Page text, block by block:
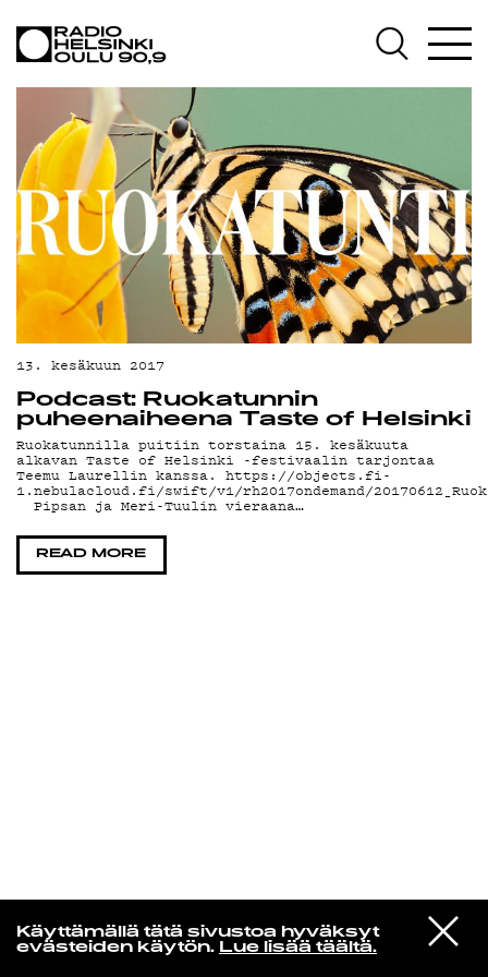
Käyttämällä tätä sivustoa hyväksyt
evästeiden käytön. Lue lisää täältä.
VIESTI
STUDIOON
Florence Adooni
Mam Pe'ela Su'ure
AJANKOHTAISTA
OHJELMAT
TEKIJÄT
ON-DEMAND
PODCAST
MAINOSTA
YHTEYSTIEDOT
G LIVELAB
YSTÄVÄKLUBI
TIETOSUOJA
KIRJAUDU SISÄÄN
13. kesäkuun 2017
Podcast: Ruokatunnin
puheenaiheena Taste of Helsinki
Ruokatunnilla puitiin torstaina 15. kesäkuuta
alkavan Taste of Helsinki -festivaalin tarjontaa
Teemu Laurellin kanssa. https://objects.fi-
1.nebulacloud.fi/swift/v1/rh2017ondemand/
Pipsan ja Meri-Tuulin vieraana…
READ MORE